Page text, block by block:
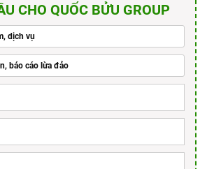
CHO QUỐC BỬU GROUP
dịch vụ
báo cáo lừa đảo